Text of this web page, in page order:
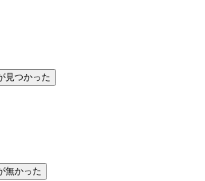
見つかった
無かった